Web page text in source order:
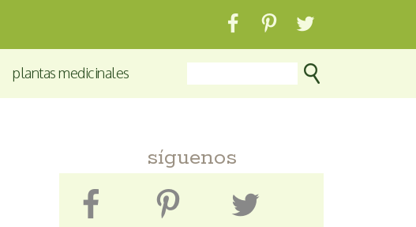
plantas medicinales
síguenos